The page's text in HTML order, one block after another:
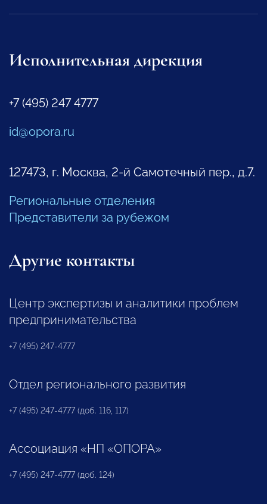
Исполнительная дирекция
+7 (495) 247 4777
id@opora.ru
127473, г. Москва, 2-й Самотечный пер., д.7.
Региональные отделения
Представители за рубежом
Другие контакты
Центр экспертизы и аналитики проблем
предпринимательства
+7 (495) 247-4777
Отдел регионального развития
+7 (495) 247-4777 (доб. 116, 117)
Ассоциация «НП «ОПОРА»
+7 (495) 247-4777 (доб. 124)